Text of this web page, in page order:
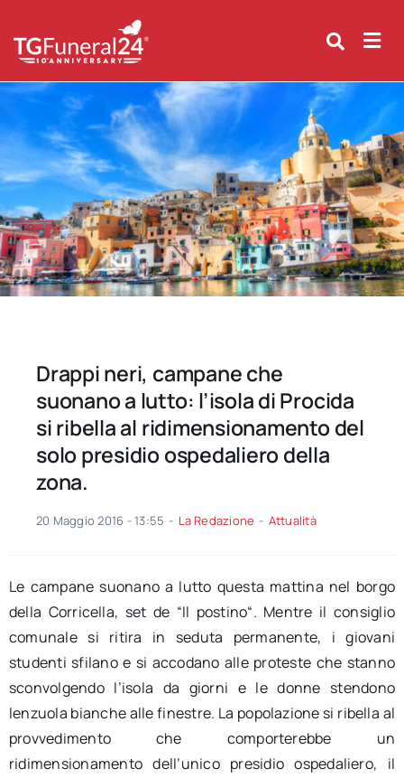
content
Drappi neri, campane che
suonano a lutto: l’isola di Procida
si ribella al ridimensionamento del
solo presidio ospedaliero della
zona.
20 Maggio 2016 - 13:55 - La Redazione - Attualità
Le campane suonano a lutto questa mattina nel borgo
della Corricella, set de “Il postino“. Mentre il consiglio
comunale si ritira in seduta permanente, i giovani
studenti sfilano e si accodano alle proteste che stanno
sconvolgendo l’isola da giorni e le donne stendono
lenzuola bianche alle finestre. La popolazione si ribella al
provvedimento che comporterebbe un
ridimensionamento dell’unico presidio ospedaliero, il